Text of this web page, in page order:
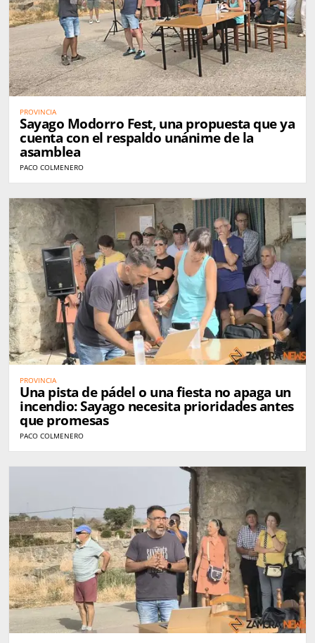
PROVINCIA
Sayago Modorro Fest, una propuesta que ya
cuenta con el respaldo unánime de la
asamblea
PACO COLMENERO
PROVINCIA
Una pista de pádel o una fiesta no apaga un
incendio: Sayago necesita prioridades antes
que promesas
PACO COLMENERO